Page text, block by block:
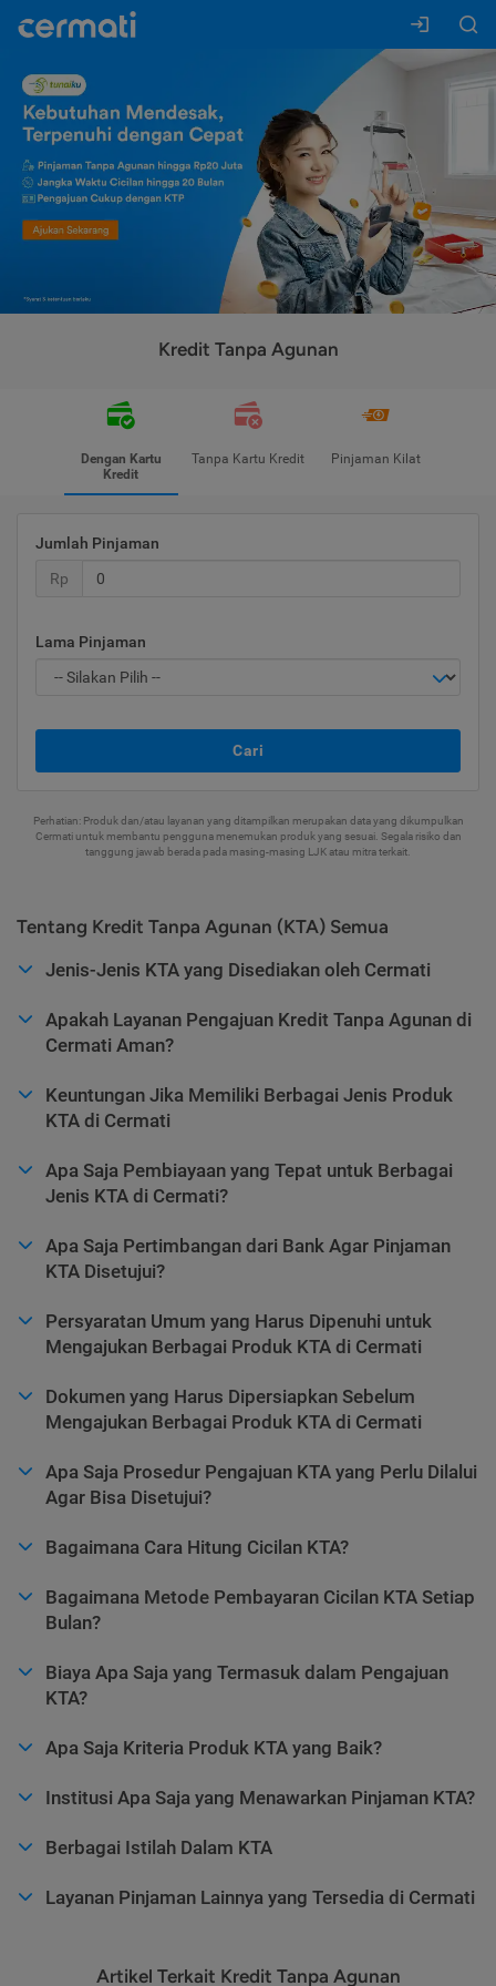
Kredit Tanpa Agunan
Dengan Kartu
Kredit
Tanpa Kartu Kredit Pinjaman Kilat
Jumlah Pinjaman
Rp
Lama Pinjaman
Cari
Perhatian: Produk dan/atau layanan yang ditampilkan merupakan data yang dikumpulkan
Cermati untuk membantu pengguna menemukan produk yang sesuai. Segala risiko dan
tanggung jawab berada pada masing-masing LJK atau mitra terkait.
Tentang Kredit Tanpa Agunan (KTA) Semua
Jenis-Jenis KTA yang Disediakan oleh Cermati
Apakah Layanan Pengajuan Kredit Tanpa Agunan di
Cermati Aman?
Keuntungan Jika Memiliki Berbagai Jenis Produk
KTA di Cermati
Apa Saja Pembiayaan yang Tepat untuk Berbagai
Jenis KTA di Cermati?
Apa Saja Pertimbangan dari Bank Agar Pinjaman
KTA Disetujui?
Persyaratan Umum yang Harus Dipenuhi untuk
Mengajukan Berbagai Produk KTA di Cermati
Dokumen yang Harus Dipersiapkan Sebelum
Mengajukan Berbagai Produk KTA di Cermati
Apa Saja Prosedur Pengajuan KTA yang Perlu Dilalui
Agar Bisa Disetujui?
Bagaimana Cara Hitung Cicilan KTA?
Bagaimana Metode Pembayaran Cicilan KTA Setiap
Bulan?
Biaya Apa Saja yang Termasuk dalam Pengajuan
KTA?
Apa Saja Kriteria Produk KTA yang Baik?
Institusi Apa Saja yang Menawarkan Pinjaman KTA?
Berbagai Istilah Dalam KTA
Layanan Pinjaman Lainnya yang Tersedia di Cermati
Artikel Terkait Kredit Tanpa Agunan